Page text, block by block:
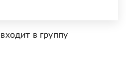
в группу